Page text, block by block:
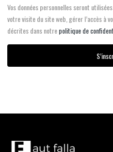
Vos données personnelles seront
votre visite du site web, gérer l’accès à
décrites dans notrepolitique de